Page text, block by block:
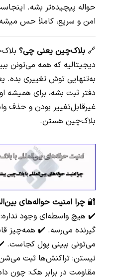
حواله پیچیده‌تر بشه.
امن و سریع، کاملاً حس
🔗 بلاک‌چین یعنی چی؟
دیجیتالیه که همه می‌تونن
به‌تنهایی توش تغییری بده.
دفتر ثبت بشه، برای همیشه
غیرقابل‌تغییر بودن و حذف
بلاک‌چین هستن.
🔐 چرا امنیت حواله‌های
✔️ هیچ واسطه‌ای وجود
گیرنده می‌رسه. ✔️ همه‌چیز
می‌تونی ببینی پول کجاست.
نیستن: تراکنش‌ها ثبت
مقاومت در برابر هک: چون